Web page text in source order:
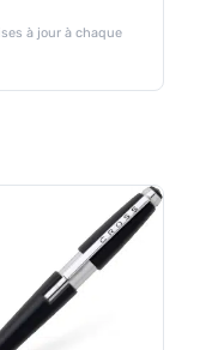
à jour à chaque